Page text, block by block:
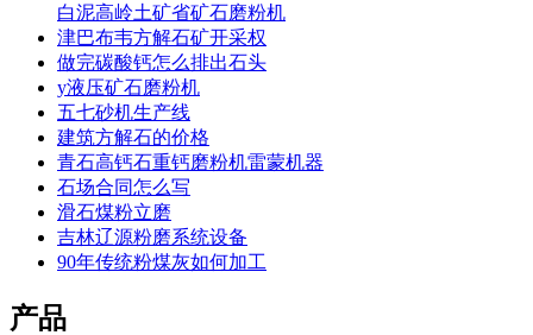
白泥高岭土矿省矿石磨粉机
津巴布韦方解石矿开采权
做完碳酸钙怎么排出石头
y液压矿石磨粉机
五七砂机生产线
建筑方解石的价格
青石高钙石重钙磨粉机雷蒙机器
石场合同怎么写
滑石煤粉立磨
吉林辽源粉磨系统设备
90年传统粉煤灰如何加工
产品